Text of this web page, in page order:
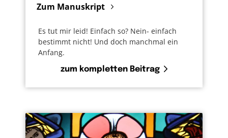
Zum Manuskript
Es tut mir leid! Einfach so? Nein- einfach
bestimmt nicht! Und doch manchmal ein
Anfang.
zum kompletten Beitrag